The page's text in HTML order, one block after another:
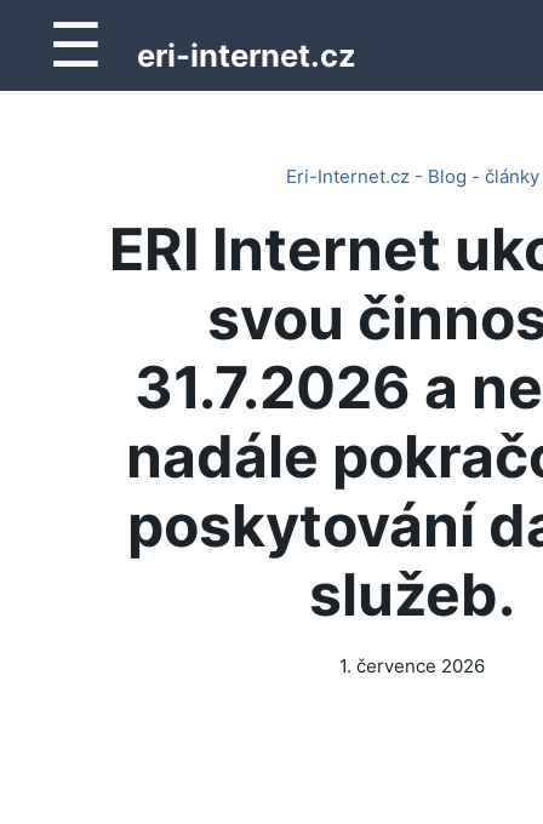
☰ eri-internet.cz
Eri-Internet.cz - Blog - články
ERI Internet
svou
31.7.2026 a
nadále
poskytování
služeb.
1. července 2026